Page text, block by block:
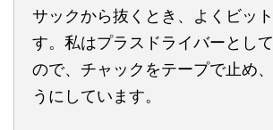
サックから抜くとき、よくビッ
す。私はプラスドライバーとし
ので、チャックをテープで止め
うにしています。